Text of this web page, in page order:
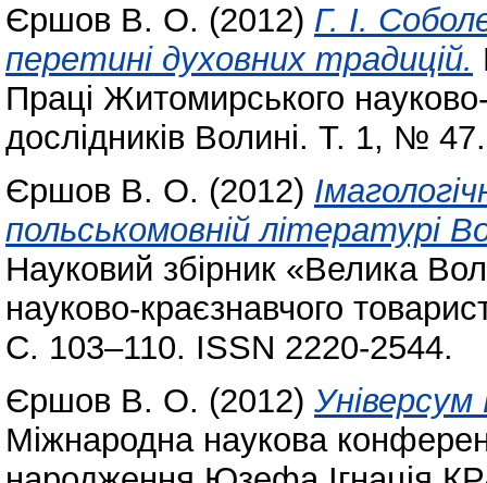
Єршов В. О. (2012) Г. І.
перетині духовних традицій.
Праці Житомирського
дослідників Волині. Т. 1, №
Єршов В. О. (2012)
польськомовній літературі
Науковий збірник «Велика
науково-краєзнавчого
С. 103–110. ISSN 2220-2544.
Єршов В. О. (2012)
Міжнародна наукова